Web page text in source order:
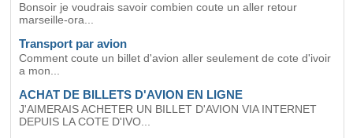
Bonsoir je voudrais savoir combien coute un aller retour
marseille-ora...
Transport par avion
Comment coute un billet d'avion aller seulement de cote d'ivoir
a mon...
ACHAT DE BILLETS D'AVION EN LIGNE
J'AIMERAIS ACHETER UN BILLET D'AVION VIA INTERNET
DEPUIS LA COTE D'IVO...